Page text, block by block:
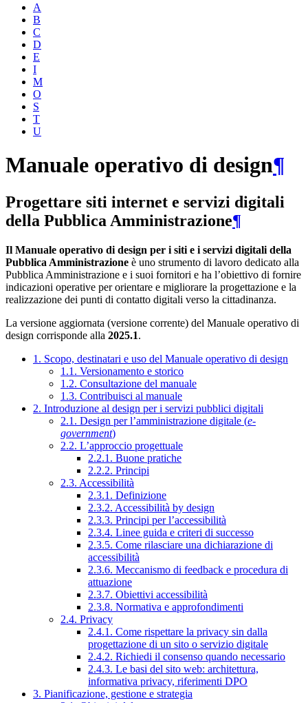
A
B
C
D
E
I
M
O
S
T
U
Manuale operativo di design¶
Progettare siti internet e servizi digitali
della Pubblica Amministrazione¶
Il Manuale operativo di design per i siti e i servizi digitali della
Pubblica Amministrazione è uno strumento di lavoro dedicato alla
Pubblica Amministrazione e i suoi fornitori e ha l’obiettivo di fornire
indicazioni operative per orientare e migliorare la progettazione e la
realizzazione dei punti di contatto digitali verso la cittadinanza.
La versione aggiornata (versione corrente) del Manuale operativo di
design corrisponde alla 2025.1.
1. Scopo, destinatari e uso del Manuale operativo di design
1.1. Versionamento e storico
1.2. Consultazione del manuale
1.3. Contribuisci al manuale
2. Introduzione al design per i servizi pubblici digitali
2.1. Design per l’amministrazione digitale (e-
government)
2.2. L’approccio progettuale
2.2.1. Buone pratiche
2.2.2. Principi
2.3. Accessibilità
2.3.1. Definizione
2.3.2. Accessibilità by design
2.3.3. Principi per l’accessibilità
2.3.4. Linee guida e criteri di successo
2.3.5. Come rilasciare una dichiarazione di
accessibilità
2.3.6. Meccanismo di feedback e procedura di
attuazione
2.3.7. Obiettivi accessibilità
2.3.8. Normativa e approfondimenti
2.4. Privacy
2.4.1. Come rispettare la privacy sin dalla
progettazione di un sito o servizio digitale
2.4.2. Richiedi il consenso quando necessario
2.4.3. Le basi del sito web: architettura,
informativa privacy, riferimenti DPO
3. Pianificazione, gestione e strategia